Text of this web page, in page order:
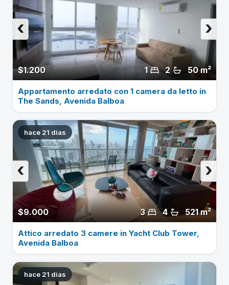
$1.200 50 m²
2
1
›
‹
Appartamento arredato con 1 camera da letto in
The Sands, Avenida Balboa
hace 21 dias
$9.000 521 m²
4
3
›
‹
Attico arredato 3 camere in Yacht Club Tower,
Avenida Balboa
hace 21 dias